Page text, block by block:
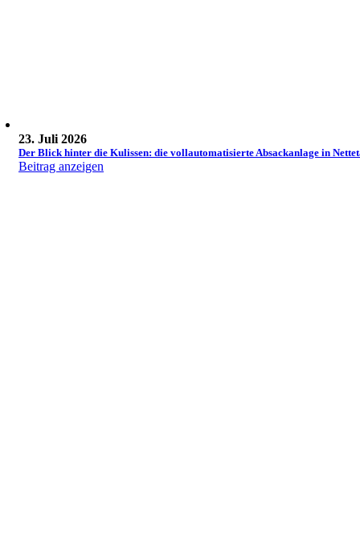
23. Juli 2026
Der Blick hinter die Kulissen: die vollautomatisierte Absackanlage in
Beitrag anzeigen